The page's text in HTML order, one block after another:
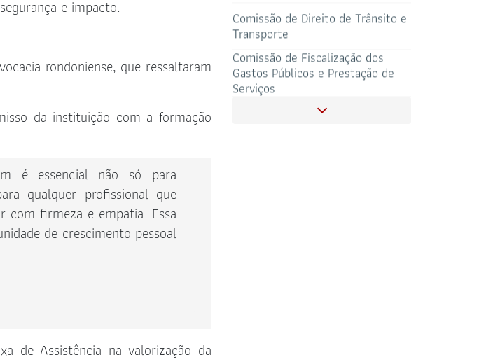
e impacto.
rondoniense, que ressaltaram
da instituição com a formação
é essencial não só para
qualquer profissional que
com firmeza e empatia. Essa
de crescimento pessoal
de Assistência na valorização da
CORONAVIRUS
SALAS DE APOIO
AO ADVOGADO
Comissão de Fiscalização dos
Gastos Públicos e Prestação de
Serviços
Comissão Especial de
Planejamento, Gestão, Governança
Estratégia e Projetos
Comissão de Defesa dos Direitos